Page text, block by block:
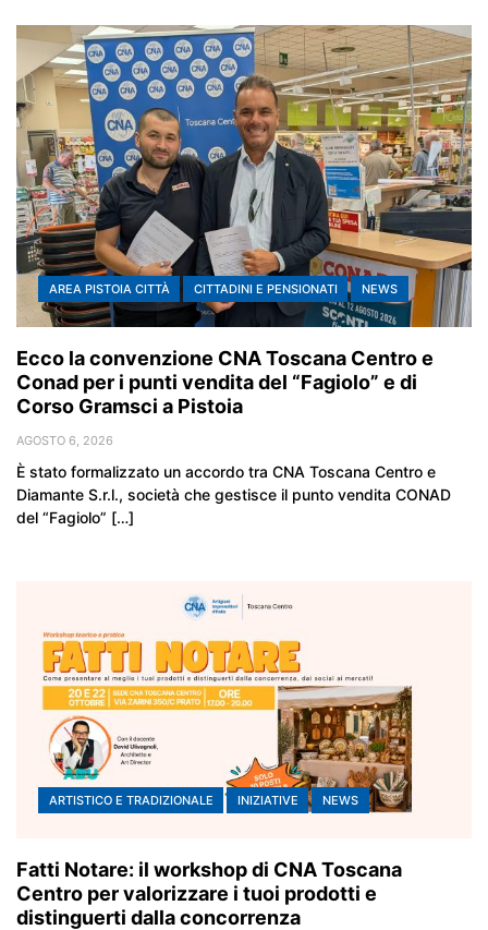
AREA PISTOIA CITTÀ CITTADINI E PENSIONATI NEWS
Ecco la convenzione CNA Toscana Centro e
Conad per i punti vendita del “Fagiolo” e di
Corso Gramsci a Pistoia
AGOSTO 6, 2026
È stato formalizzato un accordo tra CNA Toscana Centro e
Diamante S.r.l., società che gestisce il punto vendita CONAD
del “Fagiolo” […]
ARTISTICO E TRADIZIONALE INIZIATIVE NEWS
Fatti Notare: il workshop di CNA Toscana
Centro per valorizzare i tuoi prodotti e
distinguerti dalla concorrenza